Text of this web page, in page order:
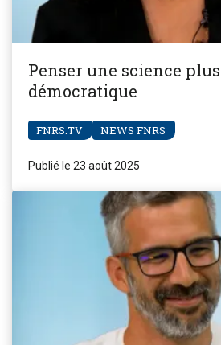
Penser une science plus
démocratique
FNRS.TV NEWS FNRS
Publié le 23 août 2025